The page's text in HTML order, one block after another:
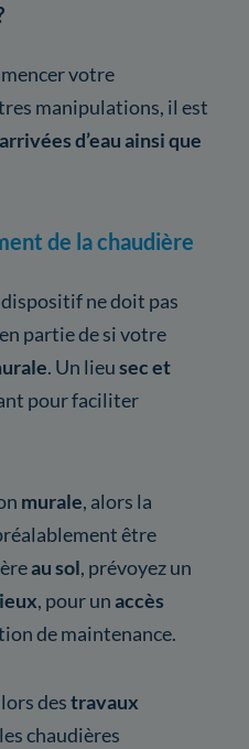
votre
manipulations, il est
d’eau ainsi que
de la chaudière
ne doit pas
partie de si votre
. Un lieusec et
pour faciliter
murale, alors la
être
au sol, prévoyez un
, pour unaccès
de maintenance.
destravaux
chaudières